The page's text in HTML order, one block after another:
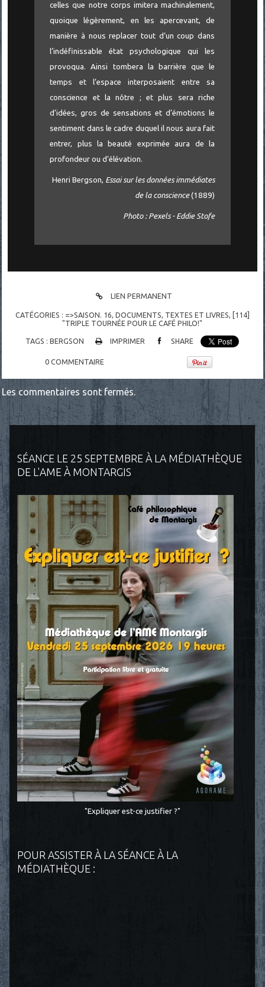
SÉANCE LE 25 SEPTEMBRE À LA MÉDIATHÈQUE
DE L'AME À MONTARGIS
"Expliquer est-ce justifier ?"
POUR ASSISTER À LA SÉANCE À LA
MÉDIATHÈQUE :
celles que notre corps imitera machinalement,
quoique légèrement, en les apercevant, de
manière à nous replacer tout d’un coup dans
l’indéfinissable état psychologique qui les
provoqua. Ainsi tombera la barrière que le
temps et l’espace interposaient entre sa
conscience et la nôtre ; et plus sera riche
d’idées, gros de sensations et d’émotions le
sentiment dans le cadre duquel il nous aura fait
entrer, plus la beauté exprimée aura de la
profondeur ou d’élévation.
Henri Bergson, Essai sur les données immédiates
de la conscience(1889)
Photo : Pexels - Eddie Stofe
LIEN PERMANENT
CATÉGORIES : =>SAISON. 16, DOCUMENTS, TEXTES ET LIVRES,
[114]
"TRIPLE TOURNÉE POUR LE CAFÉ PHILO!"
TAGS :BERGSON IMPRIMER SHARE
0 COMMENTAIRE
Les commentaires sont fermés.